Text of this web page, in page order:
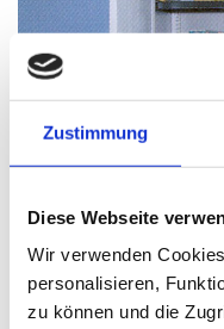
Zustimmung
Diese Webseite
Wir verwenden
personalisieren,
zu können und die